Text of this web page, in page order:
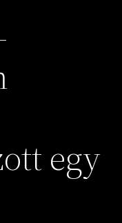
egy